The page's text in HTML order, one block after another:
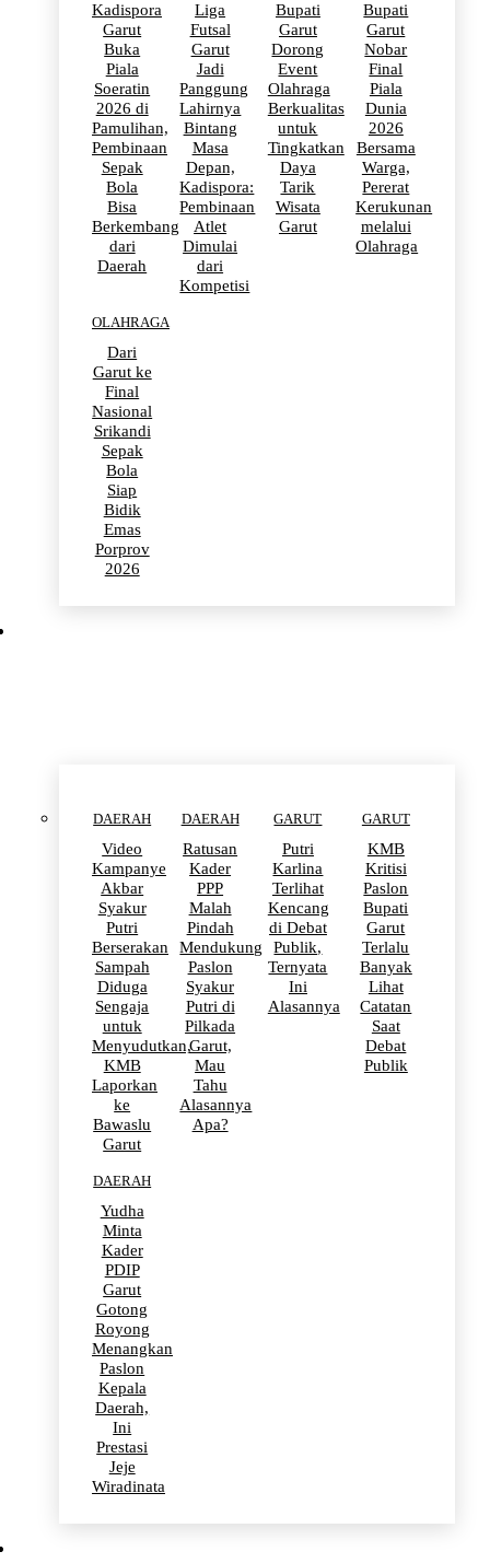
Kadispora
Garut
Buka
Piala
Soeratin
2026 di
Pamulihan,
Pembinaan
Sepak
Bola
Bisa
Berkembang
dari
Daerah
Liga
Futsal
Garut
Jadi
Panggung
Lahirnya
Bintang
Masa
Depan,
Kadispora:
Pembinaan
Atlet
Dimulai
dari
Kompetisi
Bupati
Garut
Dorong
Event
Olahraga
Berkualitas
untuk
Tingkatkan
Daya
Tarik
Wisata
Garut
Bupati
Garut
Nobar
Final
Piala
Dunia
2026
Bersama
Warga,
Pererat
Kerukunan
melalui
Olahraga
OLAHRAGA
Dari
Garut ke
Final
Nasional
Srikandi
Sepak
Bola
Siap
Bidik
Emas
Porprov
2026
DAERAH
Video
Kampanye
Akbar
Syakur
Putri
Berserakan
Sampah
Diduga
Sengaja
untuk
Menyudutkan,
KMB
Laporkan
ke
Bawaslu
Garut
DAERAH
Ratusan
Kader
PPP
Malah
Pindah
Mendukung
Paslon
Syakur
Putri di
Pilkada
Garut,
Mau
Tahu
Alasannya
Apa?
GARUT
Putri
Karlina
Terlihat
Kencang
di Debat
Publik,
Ternyata
Ini
Alasannya
GARUT
KMB
Kritisi
Paslon
Bupati
Garut
Terlalu
Banyak
Lihat
Catatan
Saat
Debat
Publik
DAERAH
Yudha
Minta
Kader
PDIP
Garut
Gotong
Royong
Menangkan
Paslon
Kepala
Daerah,
Ini
Prestasi
Jeje
Wiradinata